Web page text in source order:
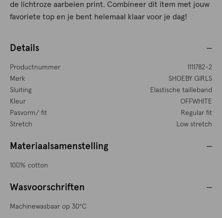
de lichtroze aarbeien print. Combineer dit item met jouw
favoriete top en je bent helemaal klaar voor je dag!
Details
Productnummer
1111782-2
Merk
SHOEBY GIRLS
Sluiting
Elastische tailleband
Kleur
OFFWHITE
Pasvorm/ fit
Regular fit
Stretch
Low stretch
Materiaalsamenstelling
100% cotton
Wasvoorschriften
Machinewasbaar op 30°C